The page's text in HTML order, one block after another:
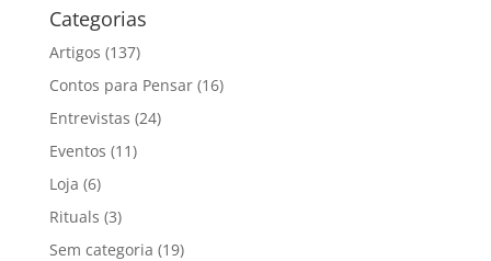
Categorias
Artigos (137)
Contos para Pensar(16)
Entrevistas (24)
Eventos (11)
Loja (6)
Rituals (3)
Sem categoria (19)